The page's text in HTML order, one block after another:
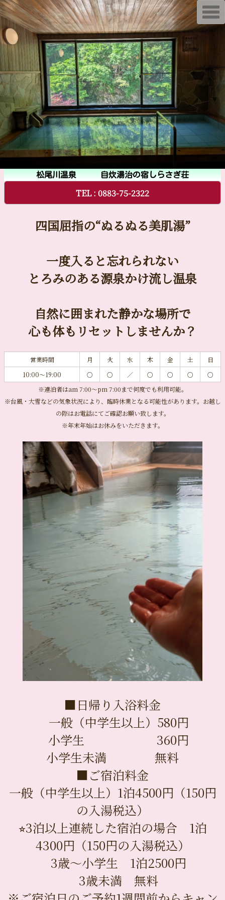
松尾川温泉 自炊湯治の宿しらさぎ荘
TEL : 0883-75-2322
四国屈指の“ぬるぬる美肌湯”
一度入ると忘れられない
とろみのある源泉かけ流し温泉
自然に囲まれた静かな場所で
心も体もリセットしませんか？
営業時間 月 火 水 木 金 土
日
10:00～19:00
○ ○ ／ ○ ○ ○
○
※連泊者はam 7:00〜pm 7:00まで何度でも利用可能。
※台風・大雪などの気象状況により、臨時休業となる可能性があります。お越し
の際はお電話にてご確認お願い致します。
※年末年始はお休みをいただきます。
■日帰り入浴料金
一般（中学生以上）580円
小学生 360円
小学生未満 無料
■ご宿泊料金
一般（中学生以上）1泊4500円（150円
の入湯税込）
⭐︎3泊以上連続した宿泊の場合 1泊
4300円（150円の入湯税込）
3歳〜小学生 1泊2500円
3歳未満 無料
T
o
g
n